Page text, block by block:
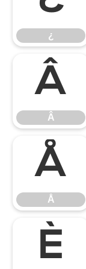
¿
Â
Â
Å
Å
È